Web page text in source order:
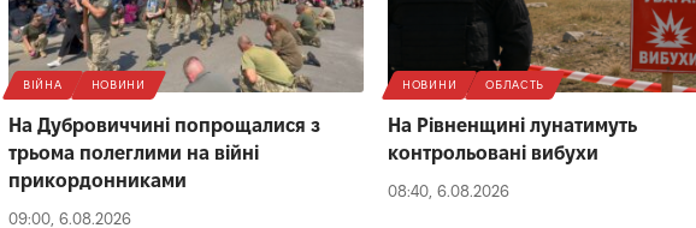
ВІЙНА НОВИНИ
На Дубровиччині попрощалися з
трьома полеглими на війні
прикордонниками
09:00, 6.08.2026
НОВИНИ ОБЛАСТЬ
На Рівненщині лунатимуть
контрольовані вибухи
08:40, 6.08.2026